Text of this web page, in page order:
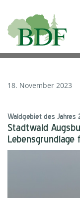
18. November 2023
Waldgebiet des Jahres
Stadtwald